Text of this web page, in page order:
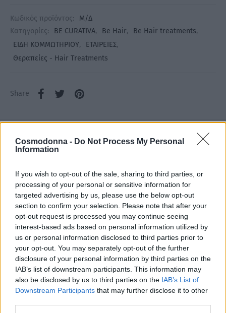
Cosmodonna - Do Not Process My Personal
Information
If you wish to opt-out of the sale, sharing to third parties, or
processing of your personal or sensitive information for
targeted advertising by us, please use the below opt-out
section to confirm your selection. Please note that after your
opt-out request is processed you may continue seeing
interest-based ads based on personal information utilized by
us or personal information disclosed to third parties prior to
your opt-out. You may separately opt-out of the further
disclosure of your personal information by third parties on the
IAB’s list of downstream participants. This information may
also be disclosed by us to third parties on the IAB’s List of
Downstream Participants that may further disclose it to other
Κωδικός προϊόντος:
Μ/Δ
Κατηγορίες:
BE CURATIVA, Be Hair, Be Hair treatments,
ΕΙΔΗ ΚΟΜΜΩΤΗΡΙΟΥ, ΕΤΑΙΡΕΙΕΣ,
Θεραπείες - Hair Treatments
Share
Επιπλέον πληροφορίες
Η τριχόπτωση, συχνά οφείλεται στις τοξίνες, στους
ρύπους και το καυσαέριο. Αυτοί οι λόγοι συχνά
προκαλούν κακή κυκλοφορία του αίματος στο κεφάλι και
όχι τόσο καλή οξυγόνωση του τριχωτού. Τα μαλλιά έχουν
λιγότερη ελαστικότητα και δεν αναπτύσσονται
φυσιολογικά, με αποτέλεσμα να πέφτουν και να
εξασθενούν. Η συστηματική χρήση της θεραπείας
τριχόπτωσης Be curativa 3 φάσεων ελέγχει απόλυτα και